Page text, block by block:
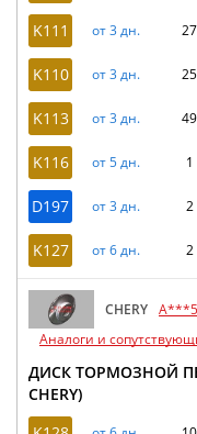
K111 от 3 дн.
K110 от 3 дн.
K113 от 3 дн.
K116 от 5 дн.
D197 от 3 дн.
K127 от 6 дн.
CHERY A***5
Аналоги и
ДИСК ТОРМОЗНОЙ
CHERY)